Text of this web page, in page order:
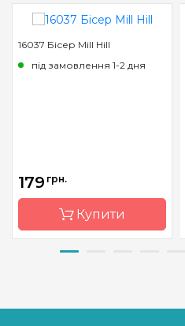
16037 Бісер Mill Hill
під замовлення 1-2 дня
179 грн.
Купити
Країна
США